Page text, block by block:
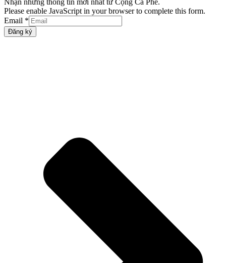
Nhận những thông tin mới nhất từ Cộng Cà Phê.
Please enable JavaScript in your browser to complete this form.
Email *
Đăng ký